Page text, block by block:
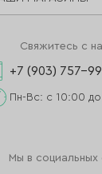
Свяжитесь с
+7 (903) 757-
Пн-Вс: с 10:00
Мы в социальных